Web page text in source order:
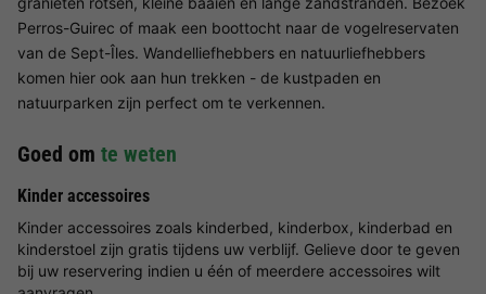
Perros-Guirec of maak een boottocht naar de vogelreservaten
van de Sept-Îles. Wandelliefhebbers en natuurliefhebbers
komen hier ook aan hun trekken - de kustpaden en
natuurparken zijn perfect om te verkennen.
Goed om te weten
Kinder accessoires
Kinder accessoires zoals kinderbed, kinderbox, kinderbad en
kinderstoel zijn gratis tijdens uw verblijf. Gelieve door te geven
bij uw reservering indien u één of meerdere accessoires wilt